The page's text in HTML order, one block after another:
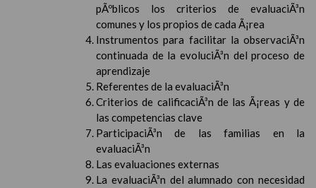
pÃºblicos los criterios de evaluaciÃ³n
comunes y los propios de cada Ã¡rea
Instrumentos para facilitar la observaciÃ³n
continuada de la evoluciÃ³n del proceso de
aprendizaje
Referentes de la evaluaciÃ³n
Criterios de calificaciÃ³n de las Ã¡reas y de
las competencias clave
ParticipaciÃ³n de las familias en la
evaluaciÃ³n
Las evaluaciones externas
La evaluaciÃ³n del alumnado con necesidad